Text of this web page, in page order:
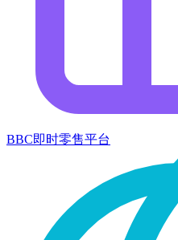
BBC即时零售平台